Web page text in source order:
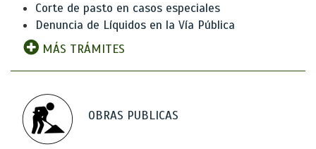
Corte de pasto en casos especiales
Denuncia de Líquidos en la Vía Pública
MÁS TRÁMITES
OBRAS PUBLICAS